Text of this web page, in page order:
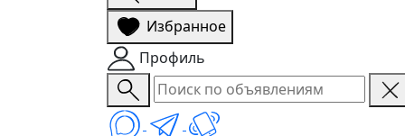
Избранное
Профиль